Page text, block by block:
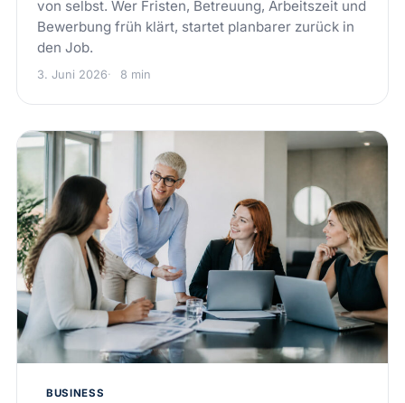
von selbst. Wer Fristen, Betreuung, Arbeitszeit und
Bewerbung früh klärt, startet planbarer zurück in
den Job.
3. Juni 2026 8 min
BUSINESS